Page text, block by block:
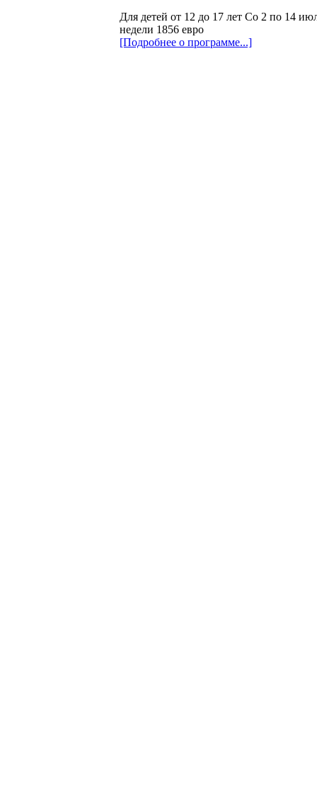
Для детей от 12 до 17 лет Со 2 по 14
недели 1856 евро
[Подробнее о программе...]